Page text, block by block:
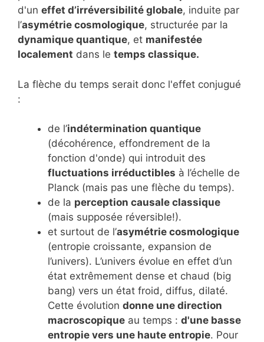
d'un effet d’irréversibilité globale, induite par
l’asymétrie cosmologique, structurée par la
dynamique quantique, et manifestée
localement dans le temps classique.
La flèche du temps serait donc l'effet conjugué
:
de l’indétermination quantique
(décohérence, effondrement de la
fonction d'onde) qui introduit des
fluctuations irréductibles à l’échelle de
Planck (mais pas une flèche du temps).
de la perception causale classique
(mais supposée réversible!).
et surtout de l’asymétrie cosmologique
(entropie croissante, expansion de
l’univers). L’univers évolue en effet d’un
état extrêmement dense et chaud (big
bang) vers un état froid, diffus, dilaté.
Cette évolution donne une direction
macroscopique au temps : d'une basse
entropie vers une haute entropie. Pour